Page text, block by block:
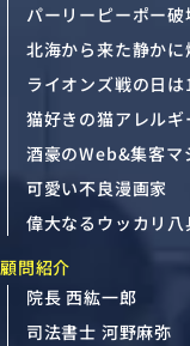
パーリーピーポー破
北海から来た静か
ライオンズ戦の日
猫好きの猫アレルギ
酒豪のWeb&集客マ
可愛い不良漫画家
偉大なるウッカリ八
顧問紹介
院長 西紘一郎
司法書士 河野麻弥